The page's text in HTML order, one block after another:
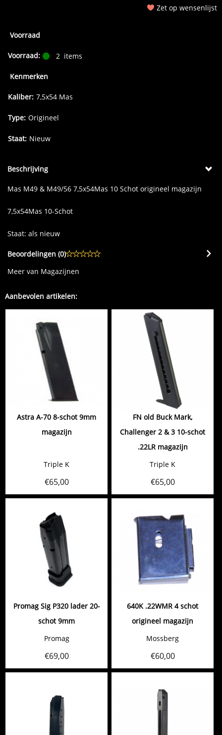
Zet op wensenlijst
Voorraad
Voorraad: 2 items
Kenmerken
Kaliber: 7,5x54 Mas
Type: Origineel
Staat: Nieuw
Beschrijving
Mas M49 & M49/56 7,5x54Mas 10 Schot origineel magazijn
7,5x54Mas 10-Schot
Staat: als nieuw
Beoordelingen (0)
Meer van Magazijnen
Aanbevolen artikelen:
Astra A-70 8-schot 9mm
magazijn
Triple K
€65,00
FN old Buck Mark,
Challenger 2 & 3 10-schot
.22LR magazijn
Triple K
€65,00
Promag Sig P320 lader 20-
schot 9mm
Promag
€69,00
640K .22WMR 4 schot
origineel magazijn
Mossberg
€60,00